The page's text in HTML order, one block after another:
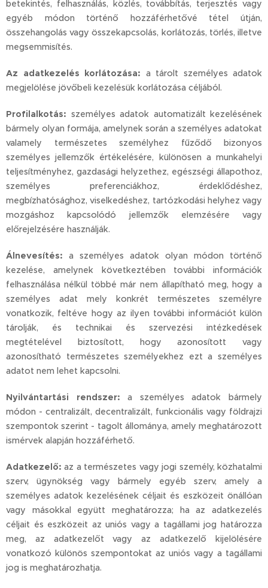
betekintés, felhasználás, közlés, továbbítás, terjesztés vagy
egyéb módon történő hozzáférhetővé tétel útján,
összehangolás vagy összekapcsolás, korlátozás, törlés, illetve
megsemmisítés.
Az adatkezelés korlátozása: a tárolt személyes adatok
megjelölése jövőbeli kezelésük korlátozása céljából.
Profilalkotás: személyes adatok automatizált kezelésének
bármely olyan formája, amelynek során a személyes adatokat
valamely természetes személyhez fűződő bizonyos
személyes jellemzők értékelésére, különösen a munkahelyi
teljesítményhez, gazdasági helyzethez, egészségi állapothoz,
személyes preferenciákhoz, érdeklődéshez,
megbízhatósághoz, viselkedéshez, tartózkodási helyhez vagy
mozgáshoz kapcsolódó jellemzők elemzésére vagy
előrejelzésére használják.
Álnevesítés: a személyes adatok olyan módon történő
kezelése, amelynek következtében további információk
felhasználása nélkül többé már nem állapítható meg, hogy a
személyes adat mely konkrét természetes személyre
vonatkozik, feltéve hogy az ilyen további információt külön
tárolják, és technikai és szervezési intézkedések
megtételével biztosított, hogy azonosított vagy
azonosítható természetes személyekhez ezt a személyes
adatot nem lehet kapcsolni.
Nyilvántartási rendszer: a személyes adatok bármely
módon - centralizált, decentralizált, funkcionális vagy földrajzi
szempontok szerint - tagolt állománya, amely meghatározott
ismérvek alapján hozzáférhető.
Adatkezelő: az a természetes vagy jogi személy, közhatalmi
szerv, ügynökség vagy bármely egyéb szerv, amely a
személyes adatok kezelésének céljait és eszközeit önállóan
vagy másokkal együtt meghatározza; ha az adatkezelés
céljait és eszközeit az uniós vagy a tagállami jog határozza
meg, az adatkezelőt vagy az adatkezelő kijelölésére
vonatkozó különös szempontokat az uniós vagy a tagállami
jog is meghatározhatja.